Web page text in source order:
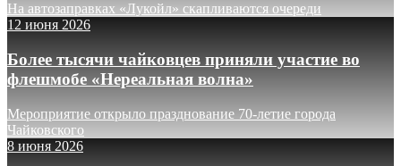
На автозаправках «Лукойл» скапливаются очереди
12 июня 2026
Более тысячи чайковцев приняли участие во
флешмобе «Нереальная волна»
Мероприятие открыло празднование 70-летие города
Чайковского
8 июня 2026